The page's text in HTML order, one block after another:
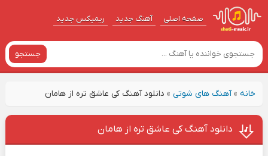
صفحه اصلی آهنگ‌ جدید ریمیکس جدید
جستجو
خانه»آهنگ های شوتی» دانلود آهنگ کی عاشق تره از هامان
دانلود آهنگ کی عاشق تره از هامان